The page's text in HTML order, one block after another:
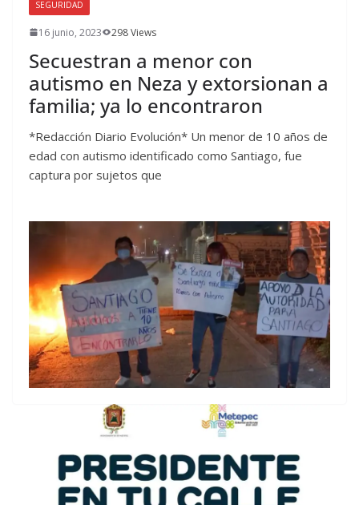
SEGURIDAD
16 junio, 2023 298 Views
Secuestran a menor con
autismo en Neza y extorsionan a
familia; ya lo encontraron
*Redacción Diario Evolución* Un menor de 10 años de
edad con autismo identificado como Santiago, fue
captura por sujetos que